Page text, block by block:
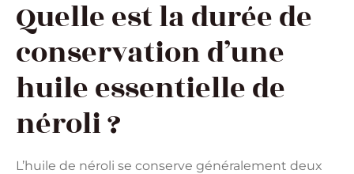
Quelle est la durée de
conservation d’une
huile essentielle de
néroli ?
L’huile de néroli se conserve généralement deux